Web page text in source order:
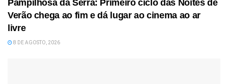
Pampilhosa da Serra: Primeiro ciclo das Noites de
Verão chega ao fim e dá lugar ao cinema ao ar
livre
8 DE AGOSTO, 2026